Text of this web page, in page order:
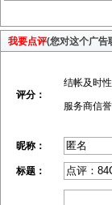
我要点评(您对这个广
评分：
结帐及时性
服务商信誉
昵称：
标题：